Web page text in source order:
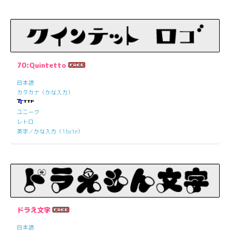
70:Quintetto
日本語
カタカナ（かな入力）
ユニーク
レトロ
英字／かな入力（1byte）
ドラえ文字
日本語